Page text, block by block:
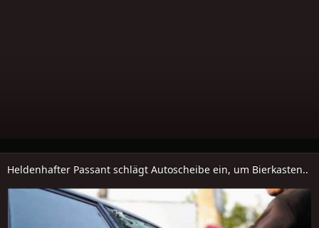
Heldenhafter Passant schlägt Autoscheibe ein, um Bierkasten..